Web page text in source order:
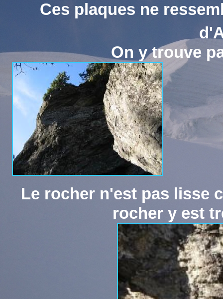
Ces plaques ne
On y trouve
Le rocher n'est pas lisse
rocher y est